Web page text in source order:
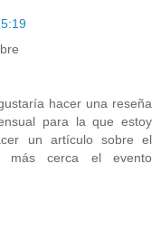
hacer una reseña
para la que estoy
un artículo sobre el
más cerca el evento